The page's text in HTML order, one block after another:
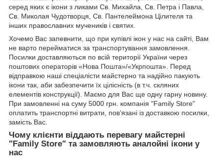
серед яких є ікони з ликами Св. Михайла, Св. Петра і Павла,
Св. Миколая Чудотворця, Св. Пантелеймона Цілителя та
інших православних мучеників і святих.
Хочемо Вас запевнити, що при купівлі ікон у нас на сайті, Вам
не варто перейматися за транспортування замовлення.
Посилки доставляються по всій території України через
поштових операторів «Нова Пошта»/«Укрпошта». Перед
відправкою наші спеціалісти майстерно та надійно пакують
ікони так, аби забезпечити їх цілісність (в т.ч. скляних
елементів конструкції). Маємо для Вас ще одну гарну новину.
При замовленні на суму 5000 грн. компанія "Family Store"
оплатить транспортні витрати, пов’язані із доставкою посилки,
замість Вас.
Чому клієнти віддають перевагу майстерні
"Family Store" та замовляють аналойні ікони у
нас